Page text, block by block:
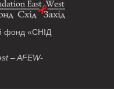
фонд «СНІД
– AFEW-